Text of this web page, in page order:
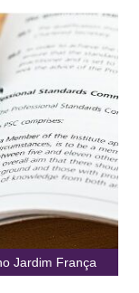
Jardim França